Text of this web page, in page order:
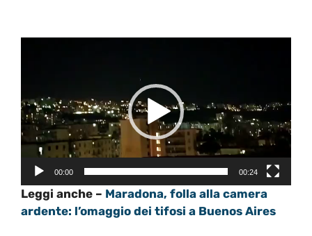
00:00 00:24
Leggi anche – Maradona, folla alla camera
ardente: l’omaggio dei tifosi a Buenos Aires